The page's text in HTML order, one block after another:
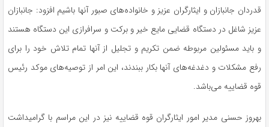
قدردان جانبازان و ایثارگران عزیز و خانواده‌های صبور آنها باشیم افزود: جانبازان
عزیز شاغل در دستگاه قضایی مایع خیر و برکت و سرافرازی این دستگاه هستند
و باید مسئولین مربوطه ضمن تکریم و تجلیل از آنها تمام تلاش خود را برای
رفع مشکلات و دغدغه‌های آنها بکار ببندند، این امر از توصیه‌های موکد رئیس
قوه قضاییه می‌باشد.
بهروز حسنی مدیر امور ایثارگران قوه قضاییه نیز در این مراسم با گرامیداشت